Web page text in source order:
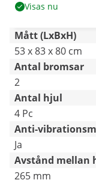
Visas nu
Mått (LxBxH)
53 x 83 x 80 cm
Antal bromsar
2
Antal hjul
4 Pc
Anti-
Ja
Avstånd mellan
265 mm